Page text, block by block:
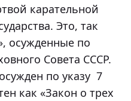
карательной
Это, так
осужденные по
Совета СССР.
по указу 7
как «Закон о трех